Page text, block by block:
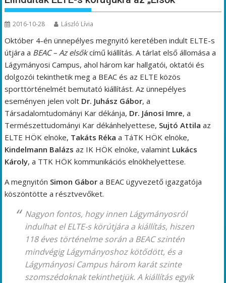
2016-10-28 László Lívia
Október 4-én ünnepélyes megnyitó keretében indult ELTE-s
útjára a BEAC – Az elsőkcímű kiállítás. A tárlat első állomása a
Lágymányosi Campus, ahol három kar hallgatói, oktatói és
dolgozói tekinthetik meg a BEAC és az ELTE közös
sporttörténelmét bemutató kiállítást. Az ünnepélyes
eseményen jelen volt Dr. Juhász Gábor, a
Társadalomtudományi Kar dékánja, Dr. Jánosi Imre, a
Természettudományi Kar dékánhelyettese, Sujtó Attila az
ELTE HÖK elnöke, Takáts Réka a TáTK HÖK elnöke,
Kindelmann Balázs az IK HÖK elnöke, valamint Lukács
Károly, a TTK HÖK kommunikációs elnökhelyettese.
A megnyitón Simon Gábor a BEAC ügyvezető igazgatója
köszöntötte a résztvevőket.
Nagyon fontos, hogy innen Lágymányosról
indulhat el ELTE-s körútjára a kiállítás, hiszen
118 éves történelme során a BEAC szintén
mindvégig Lágymányoshoz kötődött, és a
Lágymányosi Campus három karát szinte
szomszédoknak tekinthetjük. A kiállítás egyik